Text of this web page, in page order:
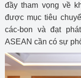
đầy tham vọng về
được mục tiêu
các-bon và đạt
ASEAN cần có sự